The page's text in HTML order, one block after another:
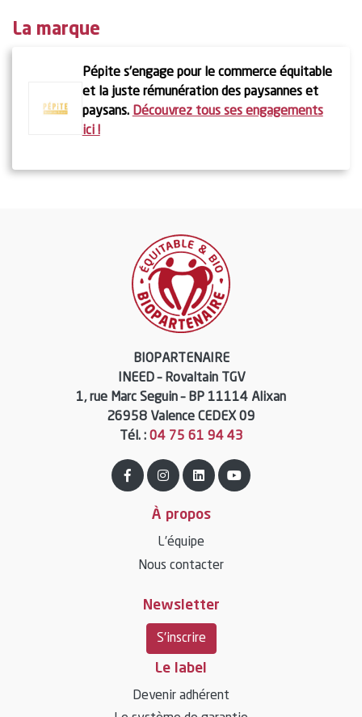
La marque
Pépite s’engage pour le commerce équitable
et la juste rémunération des paysannes et
paysans. Découvrez tous ses engagements
ici !
BIOPARTENAIRE
INEED – Rovaltain TGV
1, rue Marc Seguin – BP 11114 Alixan
26958 Valence CEDEX 09
Tél. : 04 75 61 94 43
À propos
L’équipe
Nous contacter
Newsletter
S'inscrire
Le label
Devenir adhérent